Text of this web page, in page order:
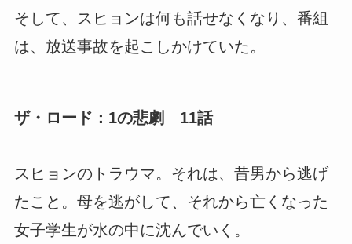
そして、スヒョンは何も話せなくなり、番組
は、放送事故を起こしかけていた。
ザ・ロード：1の悲劇 11話
スヒョンのトラウマ。それは、昔男から逃げ
たこと。母を逃がして、それから亡くなった
女子学生が水の中に沈んでいく。